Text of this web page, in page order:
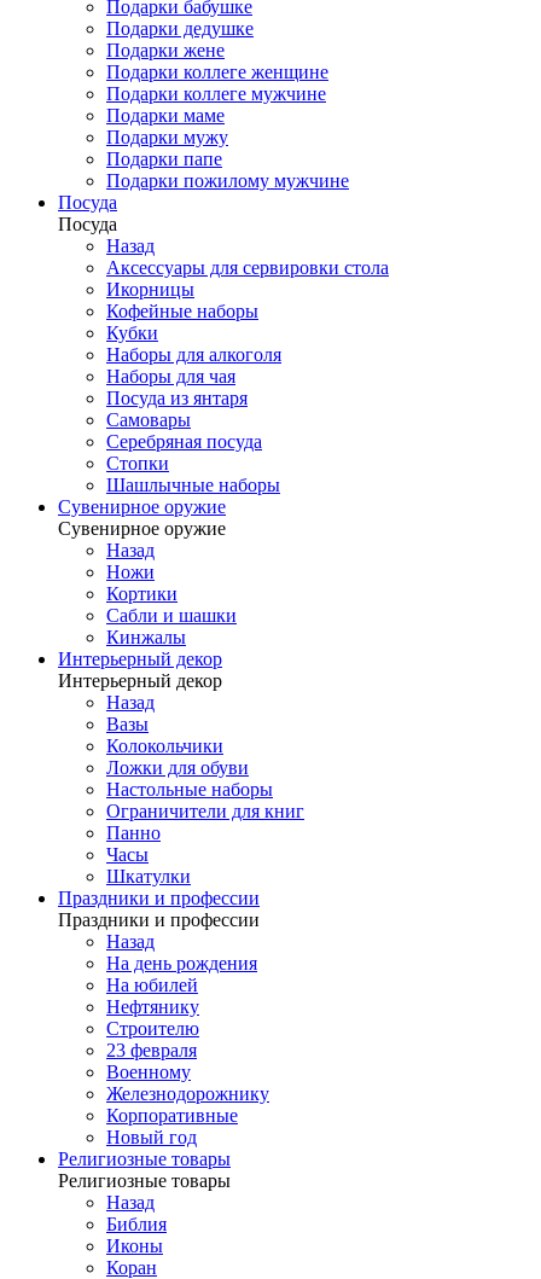
Подарки бабушке
Подарки дедушке
Подарки жене
Подарки коллеге женщине
Подарки коллеге мужчине
Подарки маме
Подарки мужу
Подарки папе
Подарки пожилому мужчине
Посуда
Посуда
Назад
Аксессуары для сервировки стола
Икорницы
Кофейные наборы
Кубки
Наборы для алкоголя
Наборы для чая
Посуда из янтаря
Самовары
Серебряная посуда
Стопки
Шашлычные наборы
Сувенирное оружие
Сувенирное оружие
Назад
Ножи
Кортики
Сабли и шашки
Кинжалы
Интерьерный декор
Интерьерный декор
Назад
Вазы
Колокольчики
Ложки для обуви
Настольные наборы
Ограничители для книг
Панно
Часы
Шкатулки
Праздники и профессии
Праздники и профессии
Назад
На день рождения
На юбилей
Нефтянику
Строителю
23 февраля
Военному
Железнодорожнику
Корпоративные
Новый год
Религиозные товары
Религиозные товары
Назад
Библия
Иконы
Коран